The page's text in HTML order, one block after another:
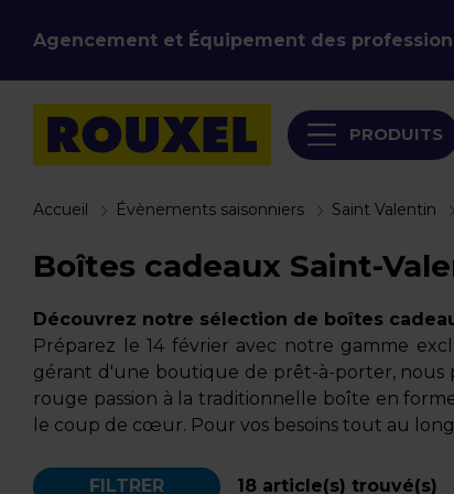
Agencement et Équipement des
PRODUITS
Accueil Évènements saisonniers Saint Valentin
Boîtes cadeaux Saint-
Découvrez notre sélection de boîtes
Préparez le 14 février avec notre gamme
gérant d'une boutique de prêt-à-porter, nous
rouge passion à la traditionnelle boîte en
le coup de cœur. Pour vos besoins tout au
FILTRER 18 article(s) trouvé(s)